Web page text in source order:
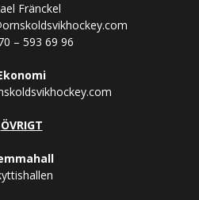
Fränckel
– 593 69 96
ÖVRIGT